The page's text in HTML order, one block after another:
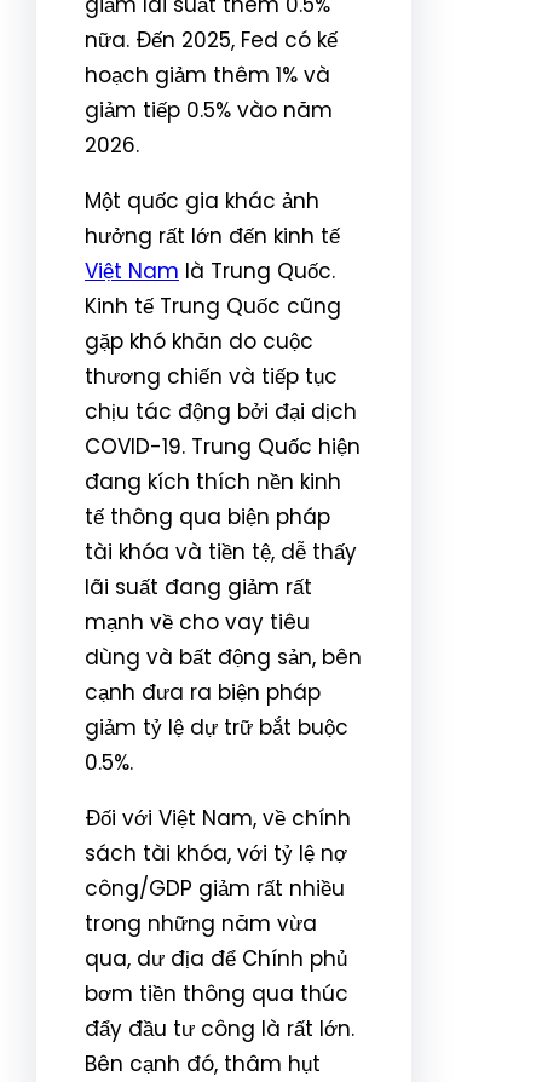
nữa. Đến 2025, Fed có kế
hoạch giảm thêm 1% và
giảm tiếp 0.5% vào năm
2026.
Một quốc gia khác ảnh
hưởng rất lớn đến kinh tế
Việt Nam là Trung Quốc.
Kinh tế Trung Quốc cũng
gặp khó khăn do cuộc
thương chiến và tiếp tục
chịu tác động bởi đại dịch
COVID-19. Trung Quốc hiện
đang kích thích nền kinh
tế thông qua biện pháp
tài khóa và tiền tệ, dễ thấy
lãi suất đang giảm rất
mạnh về cho vay tiêu
dùng và bất động sản, bên
cạnh đưa ra biện pháp
giảm tỷ lệ dự trữ bắt buộc
0.5%.
Đối với Việt Nam, về chính
sách tài khóa, với tỷ lệ nợ
công/GDP giảm rất nhiều
trong những năm vừa
qua, dư địa để Chính phủ
bơm tiền thông qua thúc
đẩy đầu tư công là rất lớn.
Bên cạnh đó, thâm hụt